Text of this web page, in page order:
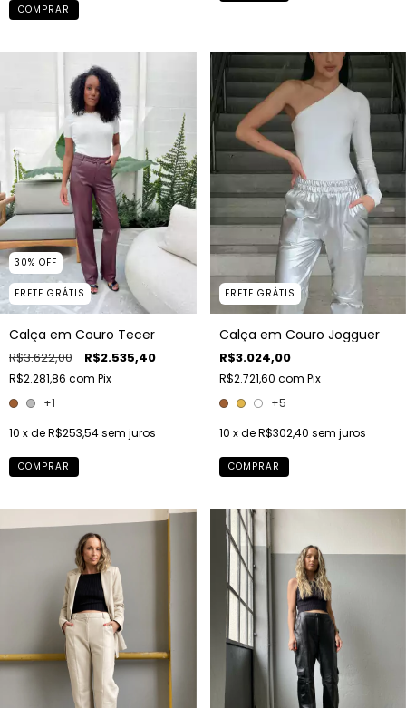
COMPRAR
30% OFF
FRETE GRÁTIS
Calça em Couro Tecer
R$3.622,00 R$2.535,40
R$2.281,86 com Pix
+1
10 x deR$253,54sem juros
COMPRAR
FRETE GRÁTIS
Calça em Couro Jogguer
R$3.024,00
R$2.721,60 com Pix
+5
10 x deR$302,40 sem juros
COMPRAR